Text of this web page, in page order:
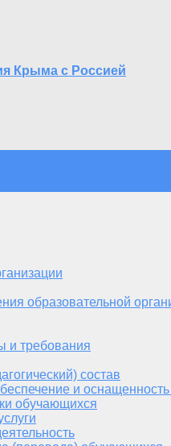
Крыма с Россией
образовательной
и требования
состав
и
обучающихся